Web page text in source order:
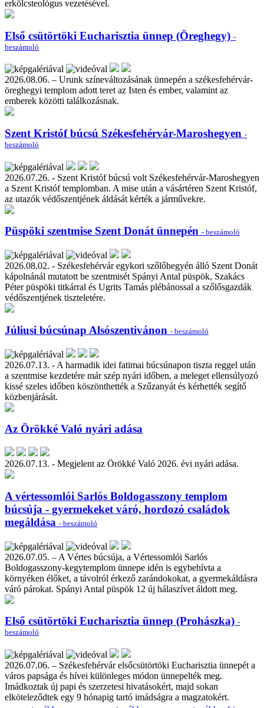
erkölcsteológus vezetésével.
Első csütörtöki Eucharisztia ünnep (Öreghegy) -
beszámoló
2026.08.06. – Urunk színeváltozásának ünnepén a székesfehérvár-
öreghegyi templom adott teret az Isten és ember, valamint az
emberek közötti találkozásnak.
Szent Kristóf búcsú Székesfehérvár-Maroshegyen -
beszámoló
2026.07.26. - Szent Kristóf búcsú volt Székesfehérvár-Maroshegyen
a Szent Kristóf templomban. A mise után a vásártéren Szent Kristóf,
az utazók védőszentjének áldását kérték a járművekre.
Püspöki szentmise Szent Donát ünnepén - beszámoló
2026.08.02. - Székesfehérvár egykori szőlőhegyén álló Szent Donát
kápolnánál mutatott be szentmisét Spányi Antal püspök, Szakács
Péter püspöki titkárral és Ugrits Tamás plébánossal a szőlősgazdák
védőszentjének tiszteletére.
Júliusi búcsúnap Alsószentivánon - beszámoló
2026.07.13. - A harmadik idei fatimai búcsúnapon tiszta reggel után
a szentmise kezdetére már szép nyári időben, a meleget ellensúlyozó
kissé szeles időben köszönthették a Szűzanyát és kérhették segítő
közbenjárását.
Az Örökké Való nyári adása
2026.07.13. - Megjelent az Örökké Való 2026. évi nyári adása.
A vértessomlói Sarlós Boldogasszony templom
búcsúja - gyermekeket váró, hordozó családok
megáldása - beszámoló
2026.07.05. – A Vértes búcsúja, a Vértessomlói Sarlós
Boldogasszony-kegytemplom ünnepe idén is egybehívta a
környéken élőket, a távolról érkező zarándokokat, a gyermekáldásra
váró párokat. Spányi Antal püspök 12 új hálaszívet áldott meg.
Első csütörtöki Eucharisztia ünnep (Prohászka) -
beszámoló
2026.07.06. – Székesfehérvár elsőcsütörtöki Eucharisztia ünnepét a
város papsága és hívei különleges módon ünnepelték meg.
Imádkoztak új papi és szerzetesi hivatásokért, majd sokan
elköteleződtek egy 9 hónapig tartó imádságra a magzatokért.